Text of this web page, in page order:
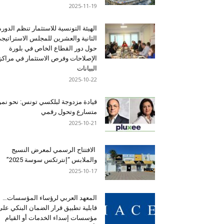
2025-11-19
الهيئة التونسية للاستثمار تنظم
الثانية والعشرين للمجلس
حول دور القطاع الخاص في بلورة
الإصلاحات وفرص الاستثمار في
البيانات
2025-10-22
قيادة مزدوجة لبلكسي تونس: نحو
متسارع وتحول رقمي
2025-10-21
الافتتاح الرسمي لمعرض النسيج
والملابس “إنترتكس سوسة 2025”
2025-10-17
المعهد العربي لرؤساء المؤسسات…
قابلية تطبيق قرار الضمان البنكي
مؤسسات إسداء الخدمات أو القيام